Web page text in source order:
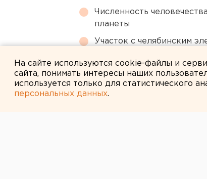
Численность
планеты
Участок с челябинским
На сайте используются cookie-файлы и
сайта, понимать интересы наших
используется только для статистического
персональных данных.